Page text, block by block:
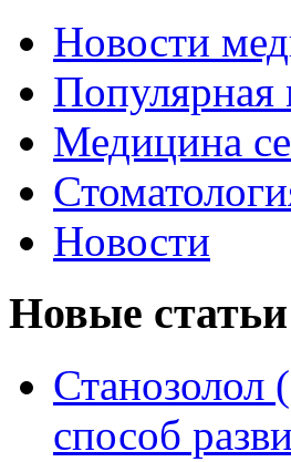
Новости
Популярная
Медицина
Новости
Новые статьи
Станозолол
способ